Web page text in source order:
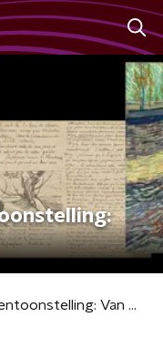
Opium was erbij! Tentoonstelling: Van Gogh Museum